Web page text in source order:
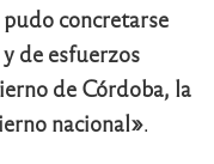
concretarse
de esfuerzos
de Córdoba, la
nacional».